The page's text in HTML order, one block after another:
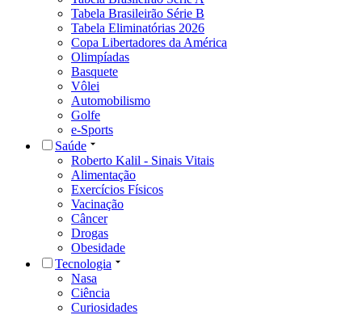
Tabela Brasileirão Série B
Tabela Eliminatórias 2026
Copa Libertadores da América
Olimpíadas
Basquete
Vôlei
Automobilismo
Golfe
e-Sports
Saúde
Roberto Kalil - Sinais Vitais
Alimentação
Exercícios Físicos
Vacinação
Câncer
Drogas
Obesidade
Tecnologia
Nasa
Ciência
Curiosidades